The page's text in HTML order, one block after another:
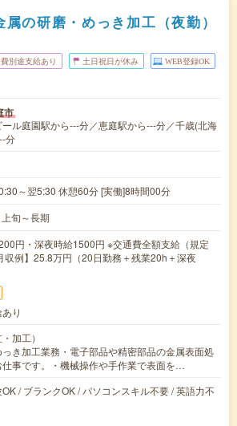
の研磨・めっき加工（夜勤）
別途支給あり 土日祝日が休み WEB登録OK
市
ル庭園駅から---分／恵庭駅から---分／千歳(北海
分
～翌5:30 休憩60分 [実働]8時間00分
旬～長期
円・深夜時給1500円 ※交通費全額支給（規定
収例】25.8万円（20日勤務＋残業20h＋深夜
り
加工）
っき加工業務・電子部品や精密部品の金属表面処
事です。・機械操作や手作業で表面を…
/ ブランクOK / パソコンスキル不要 / 英語力不